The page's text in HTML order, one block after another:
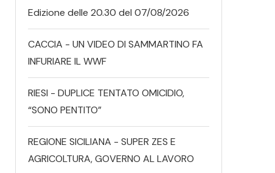
Edizione delle 20.30 del 07/08/2026
CACCIA - UN VIDEO DI SAMMARTINO FA
INFURIARE IL WWF
RIESI - DUPLICE TENTATO OMICIDIO,
“SONO PENTITO”
REGIONE SICILIANA - SUPER ZES E
AGRICOLTURA, GOVERNO AL LAVORO